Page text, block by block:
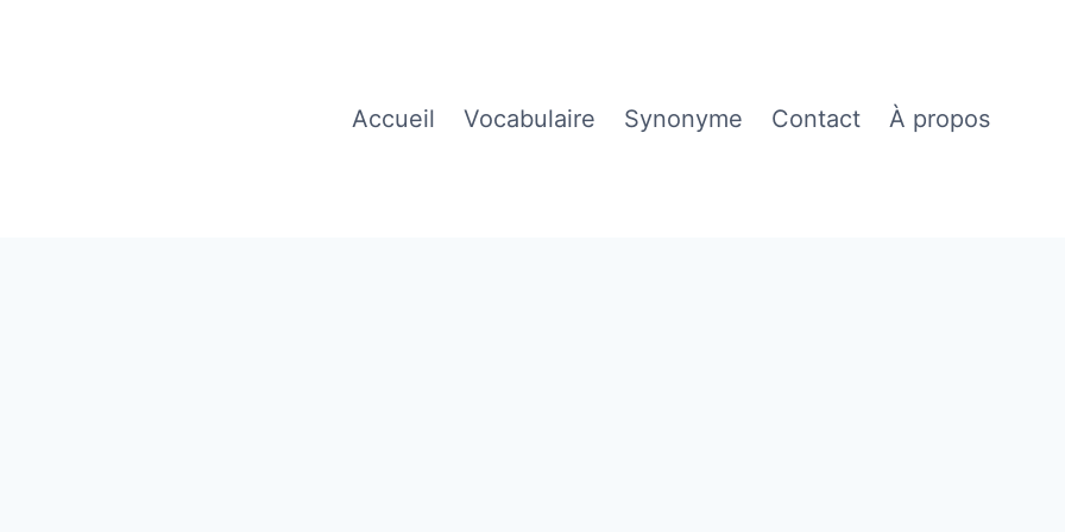
Accueil Vocabulaire Synonyme Contact À propos